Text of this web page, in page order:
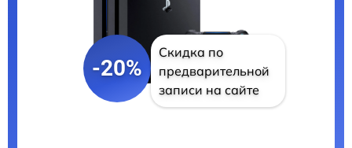
-20%
Скидка по
предварительной
записи на сайте